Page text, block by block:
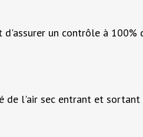
un contrôle à
l'air sec entrant et